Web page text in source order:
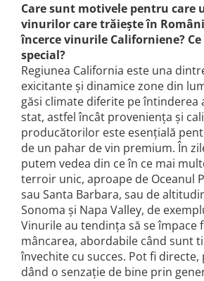
Care sunt motivele pentru care
vinurilor care trăiește în
încerce vinurile Californiene? Ce
special?
Regiunea California este una
exicitante și dinamice zone din
găsi climate diferite pe întinderea
stat, astfel încât proveniența și
producătorilor este esențială
de un pahar de vin premium. În
putem vedea din ce în ce mai
terroir unic, aproape de Oceanul
sau Santa Barbara, sau de
Sonoma și Napa Valley, de
Vinurile au tendința să se împace
mâncarea, abordabile când sunt
învechite cu succes. Pot fi directe,
dând o senzație de bine prin